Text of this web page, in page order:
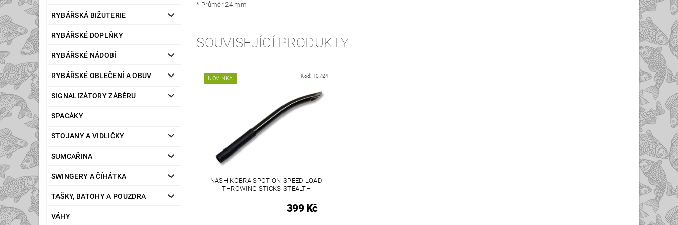
RYBÁŘSKÁ BIŽUTERIE
RYBÁŘSKÉ DOPLŇKY
RYBÁŘSKÉ NÁDOBÍ
RYBÁŘSKÉ OBLEČENÍ A OBUV
SIGNALIZÁTORY ZÁBĚRU
SPACÁKY
STOJANY A VIDLIČKY
SUMCAŘINA
SWINGERY A ČÍHÁTKA
TAŠKY, BATOHY A POUZDRA
VÁHY
* Průměr 24 mm
SOUVISEJÍCÍ PRODUKTY
NOVINKA Kód: T0724
NASH KOBRA SPOT ON SPEED LOAD
THROWING STICKS STEALTH
399 Kč